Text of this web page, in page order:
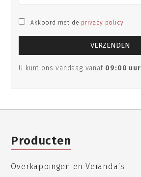
Akkoord met de privacy policy
U kunt ons vandaag vanaf 09:00 uur
Producten
Overkappingen en Veranda’s